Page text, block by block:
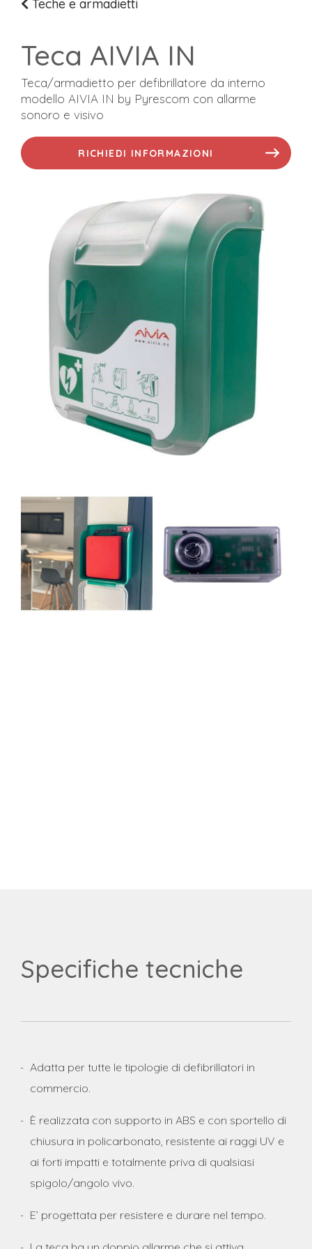
Teche e armadietti
Teca AIVIA IN
Teca/armadietto per defibrillatore da interno
modello AIVIA IN by Pyrescom con allarme
sonoro e visivo
RICHIEDI INFORMAZIONI
Specifiche tecniche
Adatta per tutte le tipologie di defibrillatori in
commercio.
È realizzata con supporto in ABS e con sportello di
chiusura in policarbonato, resistente ai raggi UV e
ai forti impatti e totalmente priva di qualsiasi
spigolo/angolo vivo.
E’ progettata per resistere e durare nel tempo.